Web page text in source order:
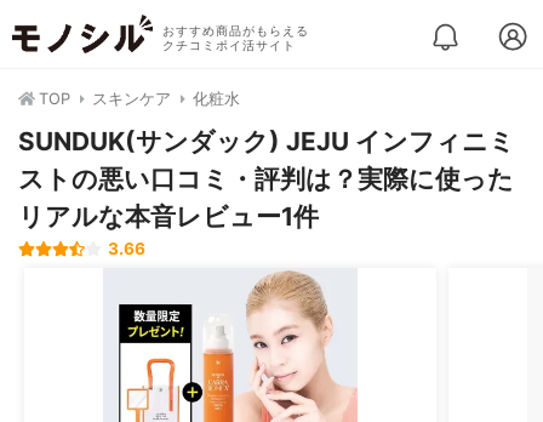
おすすめ商品がもらえる
クチコミポイ活サイト
TOP スキンケア 化粧水
SUNDUK(サンダック) JEJU インフィニミ
ストの悪い口コミ・評判は？実際に使った
リアルな本音レビュー1件
3.66